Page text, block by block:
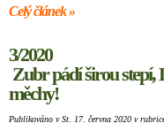
Celý článek »
3/2020
Zubr pádí širou stepí,
měchy!
Publikováno v St. 17. června 2020 v